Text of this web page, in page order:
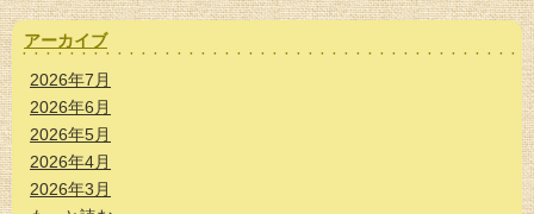
アーカイブ
2026年7月
2026年6月
2026年5月
2026年4月
2026年3月